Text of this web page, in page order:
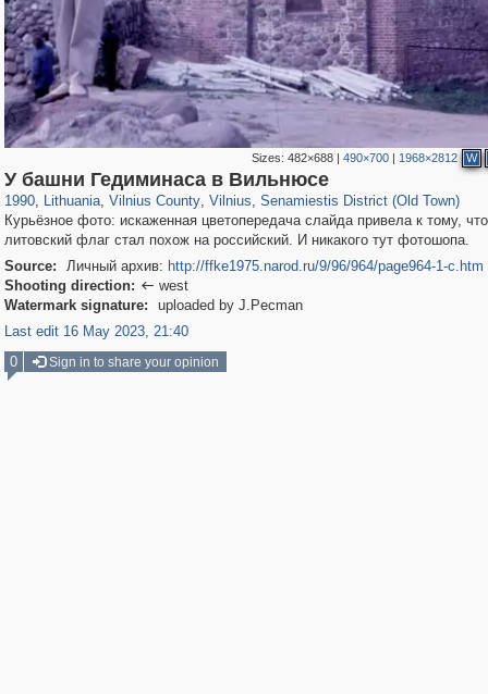
Sizes:482×688 |490×700 | 1968×2812 W
У башни Гедиминаса в Вильнюсе
1990, Lithuania
13,975 90
, Vilnius County
5,705 60
, Vilnius
4,588 55
, Senamiestis District (Old Town)
2,903
Курьёзное фото: искаженная цветопередача слайда привела к тому, что
литовский флаг стал похож на российский. И никакого тут фотошопа.
Source:
Личный архив: http://ffke1975.narod.ru/9/96/964/page964-1-c.htm
Shooting direction:  west
Watermark signature:
uploaded by J.Pecman
Last edit 16 May 2023, 21:40
0
Sign in to share your opinion